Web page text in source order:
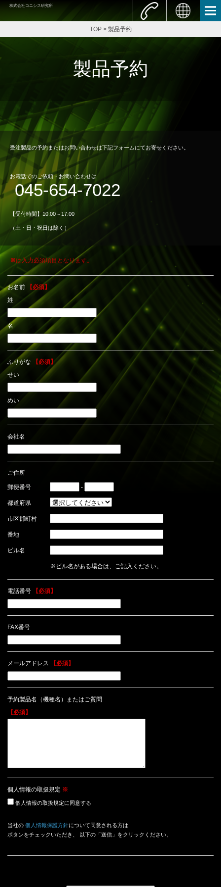
株式会社コニシス研究所
TOP> 製品予約
製品予約
受注製品の予約またはお問い合わせは下記フォームにてお寄せください。
お電話でのご依頼・お問い合わせは
045-654-7022
【受付時間】10:00～17:00
（土・日・祝日は除く）
※は入力必須項目となります。
お名前
【必須】
姓
名
ふりがな
【必須】
せい
めい
会社名
ご住所
郵便番号 -
都道府県
市区郡町村
番地
ビル名
※ビル名がある場合は、ご記入ください。
電話番号 【必須】
FAX番号
メールアドレス 【必須】
予約製品名（機種名）またはご質問
【必須】
個人情報の取扱規定 ※
個人情報の取扱規定に同意する
当社の 個人情報保護方針について同意される方は
ボタンをチェックいただき、 以下の「送信」をクリックください。